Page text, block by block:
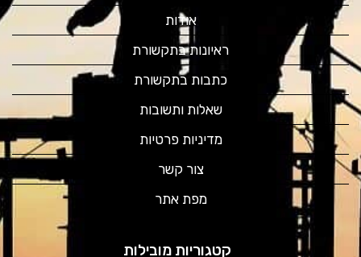
אודות
ראיונות בתקשורת
כתבות בתקשורת
שאלות ותשובות
מדיניות פרטיות
צור קשר
מפת אתר
קטגוריות מובילות